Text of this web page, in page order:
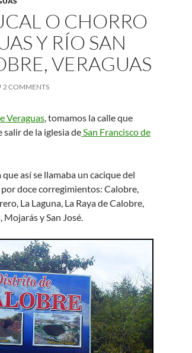
O CHORRO
Y RÍO SAN
VERAGUAS
2 COMMENTS
Veraguas, tomamos la calle que
salir de la iglesia deSan Francisco de
así se llamaba un cacique del
doce corregimientos: Calobre,
La Laguna, La Raya de Calobre,
Mojarás y San José.